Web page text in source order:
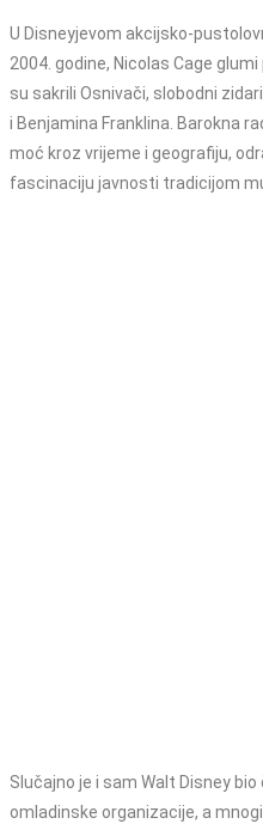
U Disneyjevom akcijsko-
2004. godine, Nicolas Cage
su sakrili Osnivači, slobodni
i Benjamina Franklina. Barokna
moć kroz vrijeme i geografiju,
fascinaciju javnosti tradicijom
Slučajno je i sam Walt Disney
omladinske organizacije, a